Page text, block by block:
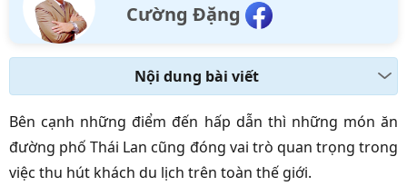
Cường Đặng
Nội dung bài viết
Bên cạnh những điểm đến hấp dẫn thì những món ăn
đường phố Thái Lan cũng đóng vai trò quan trọng trong
việc thu hút khách du lịch trên toàn thế giới.